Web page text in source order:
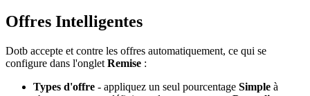
Offres Intelligentes
Dotb accepte et contre les offres automatiquement, ce qui se
configure dans l'onglet Remise :
Types d'offre - appliquez un seul pourcentage Simple à